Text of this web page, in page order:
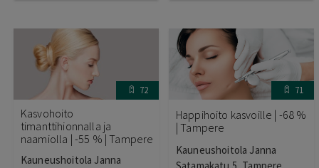
72
Kasvohoito
timanttihionnalla ja
naamiolla | -55 % | Tampere
Kauneushoitola Janna
71
Happihoito kasvoille | -68 %
| Tampere
Kauneushoitola Janna